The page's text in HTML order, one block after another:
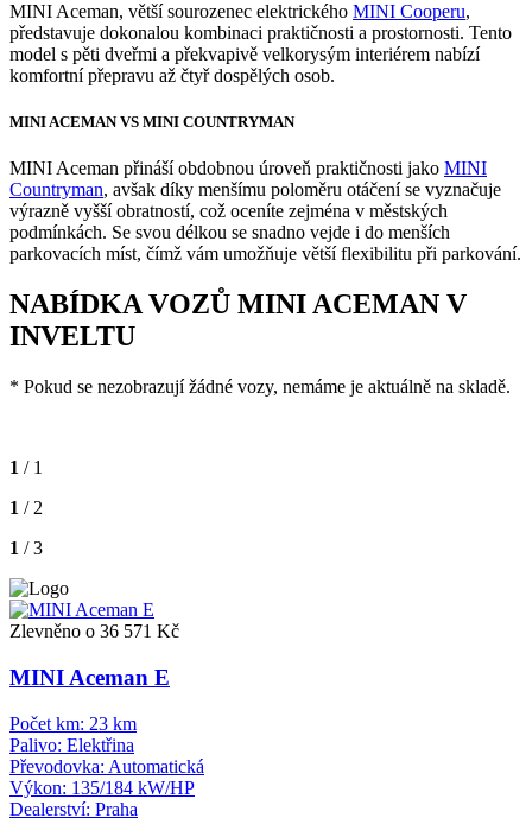
MINI Aceman, větší sourozenec elektrického MINI Cooperu,
představuje dokonalou kombinaci praktičnosti a prostornosti. Tento
model s pěti dveřmi a překvapivě velkorysým interiérem nabízí
komfortní přepravu až čtyř dospělých osob.
MINI ACEMAN VS MINI COUNTRYMAN
MINI Aceman přináší obdobnou úroveň praktičnosti jako MINI
Countryman, avšak díky menšímu poloměru otáčení se vyznačuje
výrazně vyšší obratností, což oceníte zejména v městských
podmínkách. Se svou délkou se snadno vejde i do menších
parkovacích míst, čímž vám umožňuje větší flexibilitu při parkování.
NABÍDKA VOZŮ MINI ACEMAN V
INVELTU
* Pokud se nezobrazují žádné vozy, nemáme je aktuálně na skladě.
1 / 1
1 / 2
1 / 3
Zlevněno o 36 571 Kč
MINI Aceman E
Počet km: 23 km
Palivo: Elektřina
Převodovka: Automatická
Výkon: 135/184 kW/HP
Dealerství: Praha